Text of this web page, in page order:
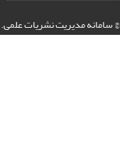
© سامانه مدیریت نشریات علمی.